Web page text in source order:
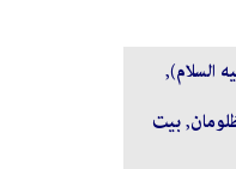
السلام),
بيت